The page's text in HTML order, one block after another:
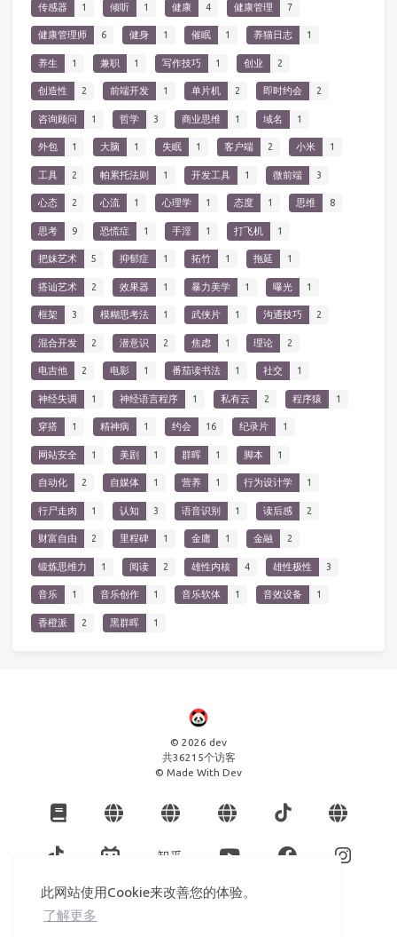
此网站使用Cookie来改善您的体验。
了解更多
传感器 1 倾听 1 健康 4 健康管理 7
健康管理师 6 健身 1 催眠 1 养猫日志 1
养生 1 兼职 1 写作技巧 1 创业 2
创造性 2 前端开发 1 单片机 2 即时约会 2
咨询顾问 1 哲学 3 商业思维 1 域名 1
外包 1 大脑 1 失眠 1 客户端 2 小米 1
工具 2 帕累托法则 1 开发工具 1 微前端 3
心态 2 心流 1 心理学 1 态度 1 思维 8
思考 9 恐慌症 1 手淫 1 打飞机 1
把妹艺术 5 抑郁症 1 拓竹 1 拖延 1
搭讪艺术 2 效果器 1 暴力美学 1 曝光 1
框架 3 模糊思考法 1 武侠片 1 沟通技巧 2
混合开发 2 潜意识 2 焦虑 1 理论 2
电吉他 2 电影 1 番茄读书法 1 社交 1
神经失调 1 神经语言程序 1 私有云 2 程序猿 1
穿搭 1 精神病 1 约会 16 纪录片 1
网站安全 1 美剧 1 群晖 1 脚本 1
自动化 2 自媒体 1 营养 1 行为设计学 1
行尸走肉 1 认知 3 语音识别 1 读后感 2
财富自由 2 里程碑 1 金庸 1 金融 2
锻炼思维力 1 阅读 2 雄性内核 4 雄性极性 3
音乐 1 音乐创作 1 音乐软体 1 音效设备 1
香橙派 2 黑群晖 1
© 2026 dev
共36215个访客
© Made With Dev